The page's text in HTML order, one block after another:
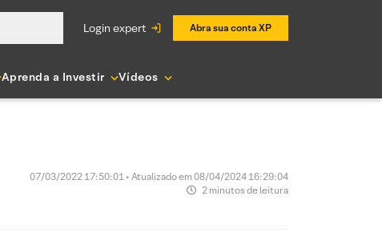
login expert Abra sua conta XP
Aprenda a Investir Vídeos
07/03/2022 17:50:01 • Atualizado em 08/04/2024 16:29:04
2 minutos de leitura